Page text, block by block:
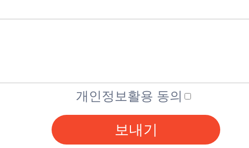
개인정보활용 동의
보내기